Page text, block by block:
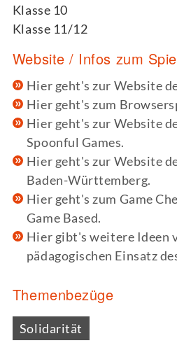
Klasse 10
Klasse 11/12
Website / Infos zum
Hier geht's zur Website
Hier geht's zum
Hier geht's zur Website
Spoonful Games.
Hier geht's zur Website
Baden-Württemberg.
Hier geht's zum Game
Game Based.
Hier gibt's weitere Ideen
pädagogischen Einsatz
Themenbezüge
Solidarität